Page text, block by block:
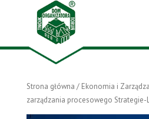
Strona główna / Ekonomia i
zarządzania procesowego